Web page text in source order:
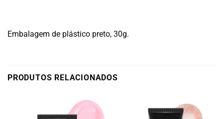
Embalagem de plástico preto, 30g.
PRODUTOS RELACIONADOS